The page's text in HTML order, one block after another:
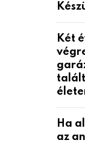
Két
Ha
az